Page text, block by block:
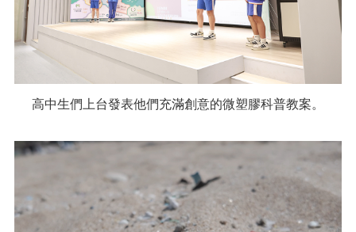
高中生們上台發表他們充滿創意的微塑膠科普教案。